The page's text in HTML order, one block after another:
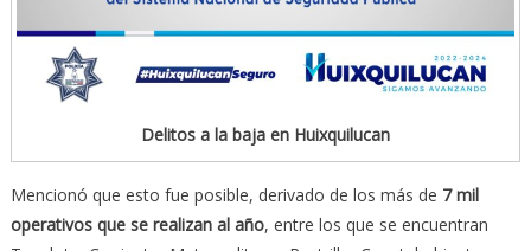
Delitos a la baja en Huixquilucan
Mencionó que esto fue posible, derivado de los más de 7 mil
operativos que se realizan al año, entre los que se encuentran